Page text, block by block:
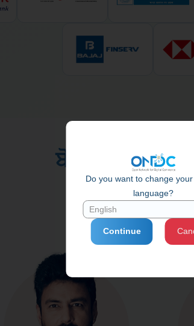
Do you want to change
language?
Continue
ਬੋਰਡ ਆਫ
ਸੰਸਥਾਪਕ